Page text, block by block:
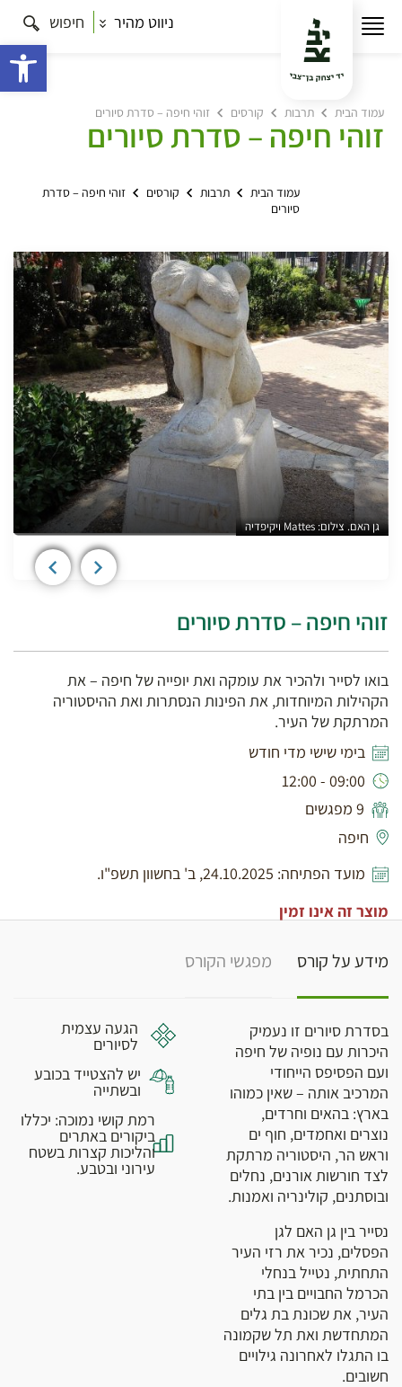
ניווט מהיר חיפוש
עמוד הבית תרבות קורסים זוהי חיפה – סדרת סיורים
זוהי חיפה – סדרת סיורים
עמוד הבית תרבות קורסים
זוהי חיפה – סדרת
סיורים
גן האם. צילום: Mattes ויקיפדיה
זוהי חיפה – סדרת סיורים
בואו לסייר ולהכיר את עומקה ואת יופייה של חיפה – את
הקהילות המיוחדות, את הפינות הנסתרות ואת ההיסטוריה
המרתקת של העיר.
בימי שישי מדי חודש
09:00 - 12:00
9 מפגשים
חיפה
מועד הפתיחה: 24.10.2025, ב' בחשוון תשפ"ו.
מוצר זה אינו זמין
מידע על קורס מפגשי הקורס
בסדרת סיורים זו נעמיק
היכרות עם נופיה של חיפה
ועם הפסיפס הייחודי
המרכיב אותה – שאין כמוהו
בארץ: בהאים וחרדים,
נוצרים ואחמדים, חוף ים
וראש הר, היסטוריה מרתקת
לצד חורשות אורנים, נחלים
ובוסתנים, קולינריה ואמנות.
נסייר בין גן האם לגן
הפסלים, נכיר את רזי העיר
התחתית, נטייל בנחלי
הכרמל החבויים בין בתי
העיר, את שכונת בת גלים
המתחדשת ואת תל שקמונה
בו התגלו לאחרונה גילויים
חשובים.
הגעה עצמית
לסיורים
יש להצטייד בכובע
ובשתייה
רמת קושי נמוכה: יכללו
ביקורים באתרים
והליכות קצרות בשטח
עירוני ובטבע.